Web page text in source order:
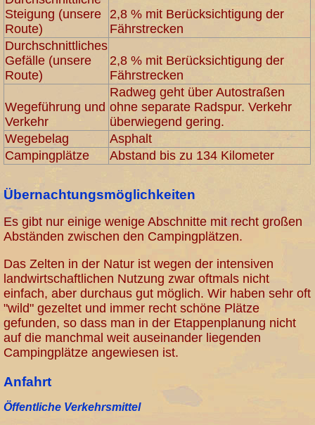
Steigung (unsere
Route)
2,8 % mit Berücksichtigung der
Fährstrecken
Durchschnittliches
Gefälle (unsere
Route)
2,8 % mit Berücksichtigung der
Fährstrecken
Wegeführung und
Verkehr
Radweg geht über Autostraßen
ohne separate Radspur. Verkehr
überwiegend gering.
Wegebelag
Asphalt
Campingplätze
Abstand bis zu 134 Kilometer
Übernachtungsmöglichkeiten
Es gibt nur einige wenige Abschnitte mit recht großen
Abständen zwischen den Campingplätzen.
Das Zelten in der Natur ist wegen der intensiven
landwirtschaftlichen Nutzung zwar oftmals nicht
einfach, aber durchaus gut möglich. Wir haben sehr oft
"wild" gezeltet und immer recht schöne Plätze
gefunden, so dass man in der Etappenplanung nicht
auf die manchmal weit auseinander liegenden
Campingplätze angewiesen ist.
Anfahrt
Öffentliche Verkehrsmittel